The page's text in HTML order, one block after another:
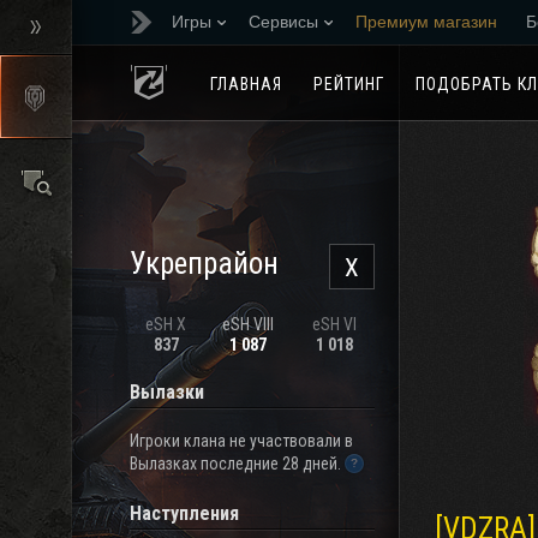
Игры Сервисы Премиум магазин
ГЛАВНАЯ
РЕЙТИНГ ПОДОБРАТЬ
X
Укрепрайон
eSH X
837
eSH VIII
1 087
eSH VI
1 018
Вылазки
Игроки клана не участвовали в
Вылазках последние 28 дней.
Наступления [VDZRA]